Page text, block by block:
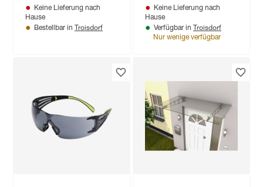
Keine Lieferung nach
Hause
Bestellbar in Troisdorf
Keine Lieferung nach
Hause
Verfügbar in Troisdorf
Nur wenige verfügbar